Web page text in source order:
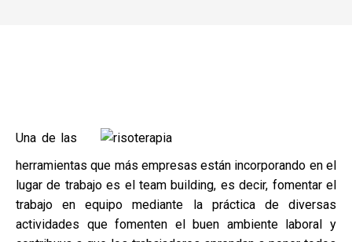
Una de las
herramientas que más empresas están incorporando en el
lugar de trabajo es el team building, es decir, fomentar el
trabajo en equipo mediante la práctica de diversas
actividades que fomenten el buen ambiente laboral y